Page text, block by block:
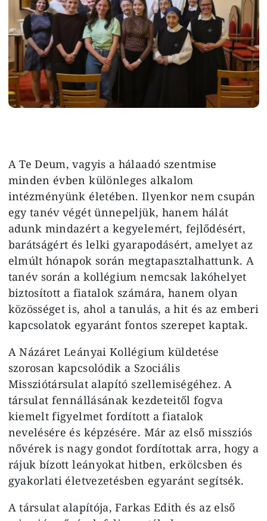
A Te Deum, vagyis a hálaadó szentmise
minden évben különleges alkalom
intézményünk életében. Ilyenkor nem csupán
egy tanév végét ünnepeljük, hanem hálát
adunk mindazért a kegyelemért, fejlődésért,
barátságért és lelki gyarapodásért, amelyet az
elmúlt hónapok során megtapasztalhattunk. A
tanév során a kollégium nemcsak lakóhelyet
biztosított a fiatalok számára, hanem olyan
közösséget is, ahol a tanulás, a hit és az emberi
kapcsolatok egyaránt fontos szerepet kaptak.
A Názáret Leányai Kollégium küldetése
szorosan kapcsolódik a Szociális
Missziótársulat alapító szellemiségéhez. A
társulat fennállásának kezdeteitől fogva
kiemelt figyelmet fordított a fiatalok
nevelésére és képzésére. Már az első missziós
nővérek is nagy gondot fordítottak arra, hogy a
rájuk bízott leányokat hitben, erkölcsben és
gyakorlati életvezetésben egyaránt segítsék.
A társulat alapítója, Farkas Edith és az első